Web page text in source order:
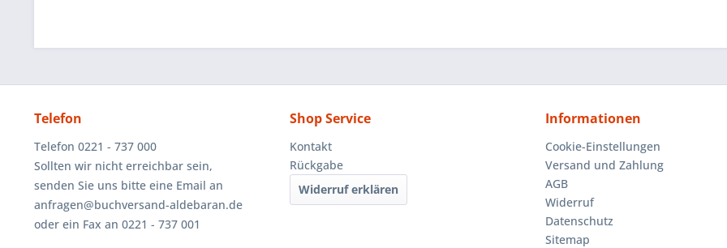
Telefon
Telefon 0221 - 737 000
Sollten wir nicht erreichbar sein,
senden Sie uns bitte eine Email an
anfragen@buchversand-aldebaran.de
oder ein Fax an 0221 - 737 001
Shop Service
Kontakt
Rückgabe
Widerruf erklären
Informationen
Cookie-Einstellungen
Versand und Zahlung
AGB
Widerruf
Datenschutz
Sitemap